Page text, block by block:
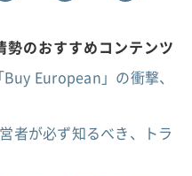
のおすすめコンテンツ
European」の衝撃、
者が必ず知るべき、トラ